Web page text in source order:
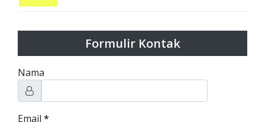
Formulir Kontak
Nama
Email *